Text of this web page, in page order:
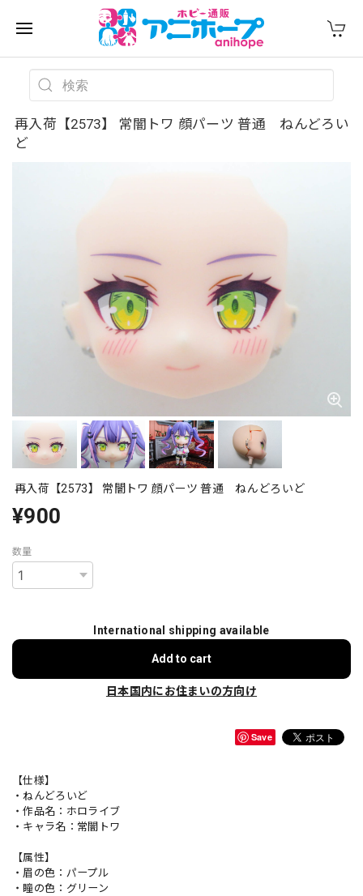
再入荷【2573】 常闇トワ 顔パーツ 普通 ねんどろい
ど
再入荷【2573】 常闇トワ 顔パーツ 普通 ねんどろいど
¥900
数量
International shipping available
Add to cart
日本国内にお住まいの方向け
Save
【仕様】
・ねんどろいど
・作品名：ホロライブ
・キャラ名：常闇トワ
【属性】
・眉の色：パープル
・瞳の色：グリーン